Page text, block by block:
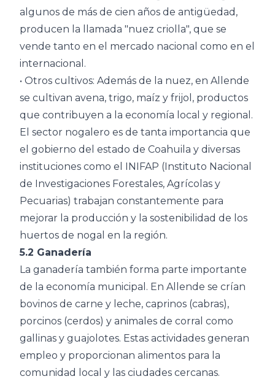
algunos de más de cien años de antigüedad,
producen la llamada "nuez criolla", que se
vende tanto en el mercado nacional como en el
internacional.
• Otros cultivos: Además de la nuez, en Allende
se cultivan avena, trigo, maíz y frijol, productos
que contribuyen a la economía local y regional.
El sector nogalero es de tanta importancia que
el gobierno del estado de Coahuila y diversas
instituciones como el INIFAP (Instituto Nacional
de Investigaciones Forestales, Agrícolas y
Pecuarias) trabajan constantemente para
mejorar la producción y la sostenibilidad de los
huertos de nogal en la región.
5.2 Ganadería
La ganadería también forma parte importante
de la economía municipal. En Allende se crían
bovinos de carne y leche, caprinos (cabras),
porcinos (cerdos) y animales de corral como
gallinas y guajolotes. Estas actividades generan
empleo y proporcionan alimentos para la
comunidad local y las ciudades cercanas.